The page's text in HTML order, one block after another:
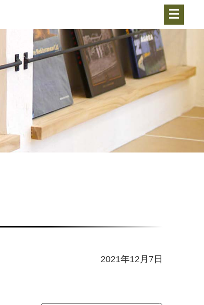
2021年12月7日